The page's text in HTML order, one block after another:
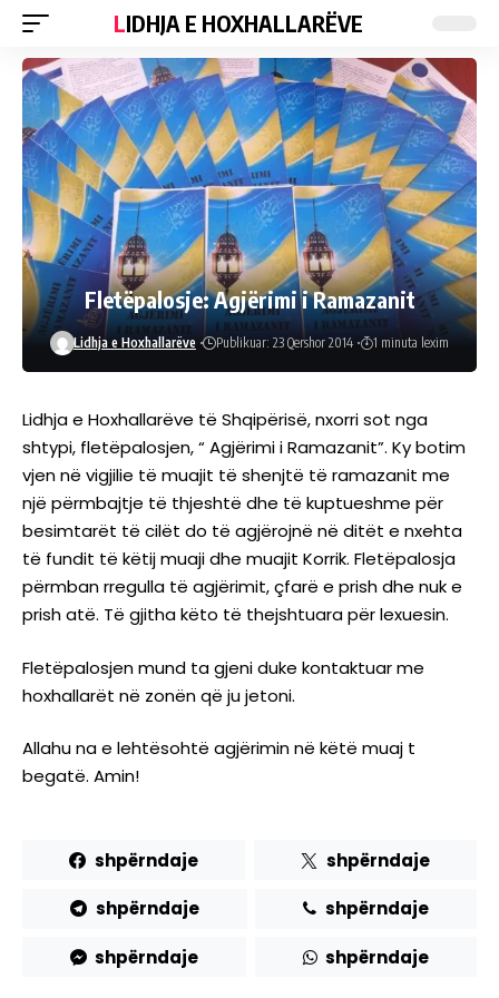
LIDHJA E HOXHALLARËVE
Fletëpalosje: Agjërimi i Ramazanit
Lidhja e Hoxhallarëve Publikuar: 23 Qershor 2014 1 minuta lexim
Lidhja e Hoxhallarëve të Shqipërisë, nxorri sot nga
shtypi, fletëpalosjen, “ Agjërimi i Ramazanit”. Ky botim
vjen në vigjilie të muajit të shenjtë të ramazanit me
një përmbajtje të thjeshtë dhe të kuptueshme për
besimtarët të cilët do të agjërojnë në ditët e nxehta
të fundit të këtij muaji dhe muajit Korrik. Fletëpalosja
përmban rregulla të agjërimit, çfarë e prish dhe nuk e
prish atë. Të gjitha këto të thejshtuara për lexuesin.
Fletëpalosjen mund ta gjeni duke kontaktuar me
hoxhallarët në zonën që ju jetoni.
Allahu na e lehtësohtë agjërimin në këtë muaj t
begatë. Amin!
shpërndaje shpërndaje
shpërndaje shpërndaje
shpërndaje shpërndaje